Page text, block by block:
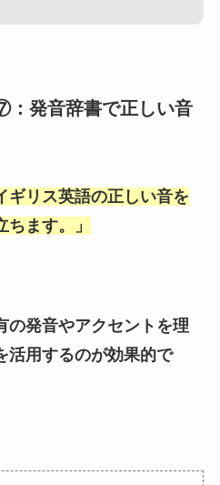
発音辞書で正しい音
ギリス英語の正しい音を
ます。
」
の発音やアクセントを理
活用するのが効果的で